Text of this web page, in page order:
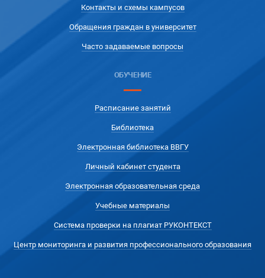
Контакты и схемы кампусов
Обращения граждан в университет
Часто задаваемые вопросы
ОБУЧЕНИЕ
Расписание занятий
Библиотека
Электронная библиотека ВВГУ
Личный кабинет студента
Электронная образовательная среда
Учебные материалы
Система проверки на плагиат РУКОНТЕКСТ
Центр мониторинга и развития профессионального образования